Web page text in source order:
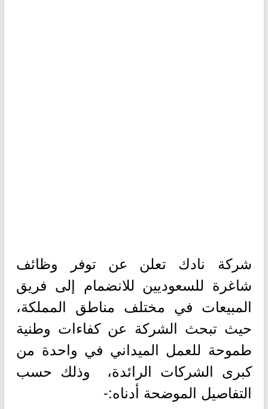
شركة نادك تعلن عن توفر وظائف
شاغرة للسعوديين للانضمام إلى فريق
المبيعات في مختلف مناطق المملكة،
حيث تبحث الشركة عن كفاءات وطنية
طموحة للعمل الميداني في واحدة من
كبرى الشركات الرائدة، وذلك حسب
التفاصيل الموضحة أدناه:-